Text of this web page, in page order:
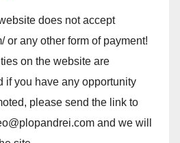
does not accept
or any other form of payment!
on the website are
if you have any opportunity
please send the link to
and we will